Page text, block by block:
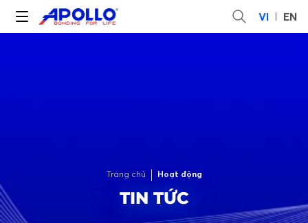
VI EN
Trang chủ Hoạt động
TIN TỨC